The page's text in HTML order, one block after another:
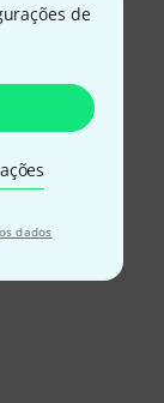
de
dados
através de
crédito.